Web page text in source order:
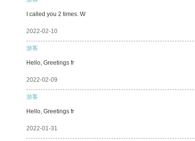
I called you 2 times. W
2022-02-10
游客
Hello, Greetings fr
2022-02-09
游客
Hello, Greetings fr
2022-01-31